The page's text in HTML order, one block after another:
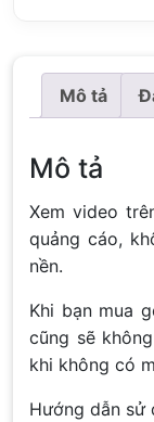
Mô tả
Mô tả
Xem video
quảng cáo,
nền.
Khi bạn mua
cũng sẽ
khi không có
Hướng dẫn sử